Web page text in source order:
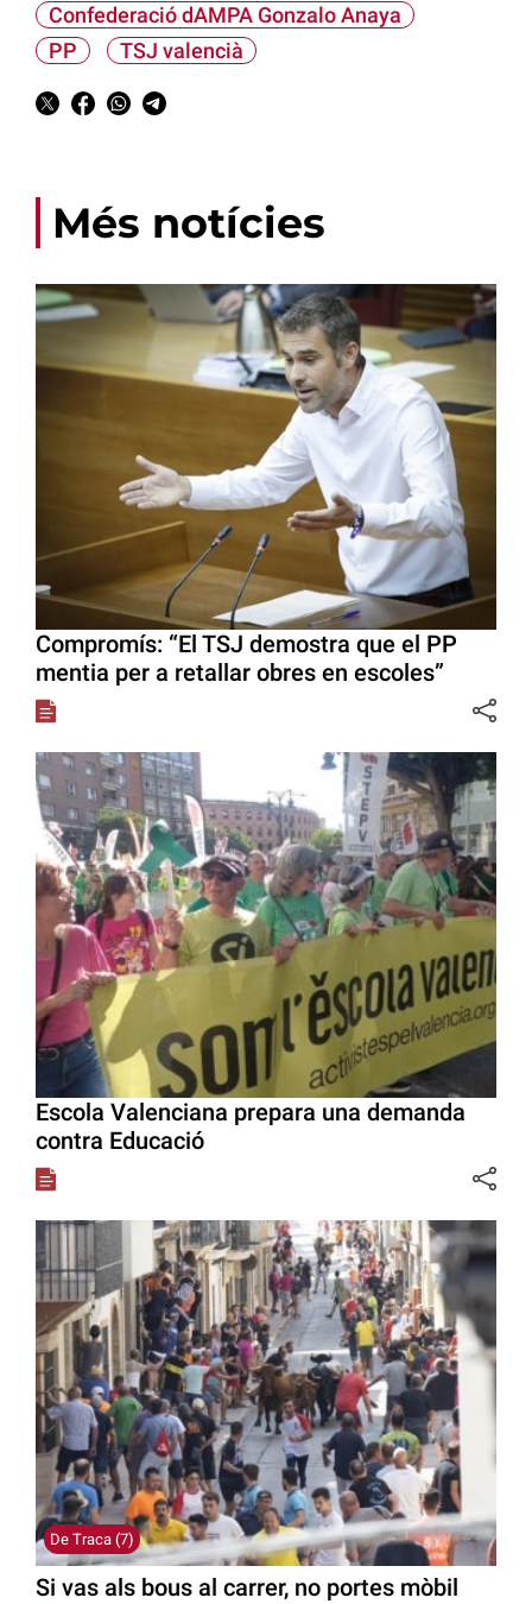
Confederació dAMPA Gonzalo Anaya
PP
TSJ valencià
Més notícies
Compromís: “El TSJ demostra que el PP
mentia per a retallar obres en escoles”
Escola Valenciana prepara una demanda
contra Educació
De Traca (7)
Si vas als bous al carrer, no portes mòbil